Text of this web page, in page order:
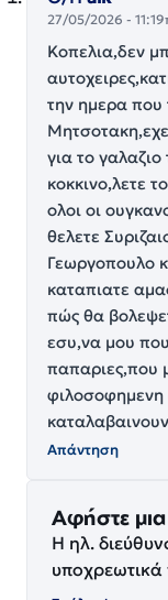
27/05/2026 -
Κοπελια,δεν
την ημερα που
για το γαλαζιο
κοκκινο,λετε
ολοι οι
θελετε
Γεωργοπουλο
καταπιατε
πώς θα
εσυ,να μου
παπαριες,που
φιλοσοφημενη
Απάντηση
Αφήστε
Η ηλ.
υποχρεωτικά